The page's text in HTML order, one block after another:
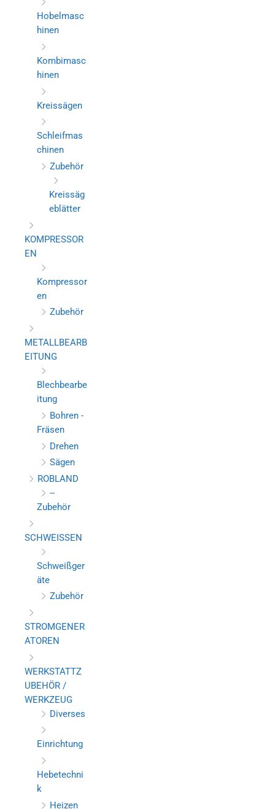
Hobelmasc
hinen
Kombimasc
hinen
Kreissägen
Schleifmas
chinen
Zubehör
Kreissäg
eblätter
KOMPRESSOR
EN
Kompressor
en
Zubehör
METALLBEARB
EITUNG
Blechbearbe
itung
Bohren -
Fräsen
Drehen
Sägen
ROBLAND
--
Zubehör
SCHWEISSEN
Schweißger
äte
Zubehör
STROMGENER
ATOREN
WERKSTATTZ
UBEHÖR /
WERKZEUG
Diverses
Einrichtung
Hebetechni
k
Heizen